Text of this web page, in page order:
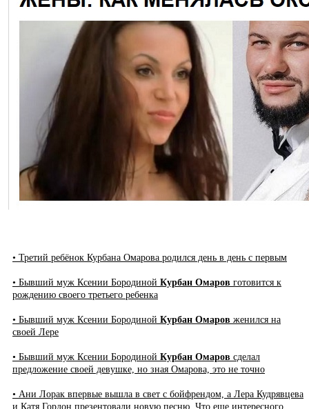
• Третий ребёнок Курбана Омарова родился день в день с первым
• Бывший муж Ксении Бородиной Курбан Омаров готовится к
рождению своего третьего ребенка
• Бывший муж Ксении Бородиной Курбан Омаров женился на
своей Лере
• Бывший муж Ксении Бородиной Курбан Омаров сделал
предложение своей девушке, но зная Омарова, это не точно
• Ани Лорак впервые вышла в свет с бойфрендом, а Лера Кудрявцева
и Катя Гордон презентовали новую песню. Что еще интересного